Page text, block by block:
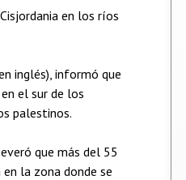
en los ríos
inglés), informó que
el sur de los
palestinos.
que más del 55
la zona donde se